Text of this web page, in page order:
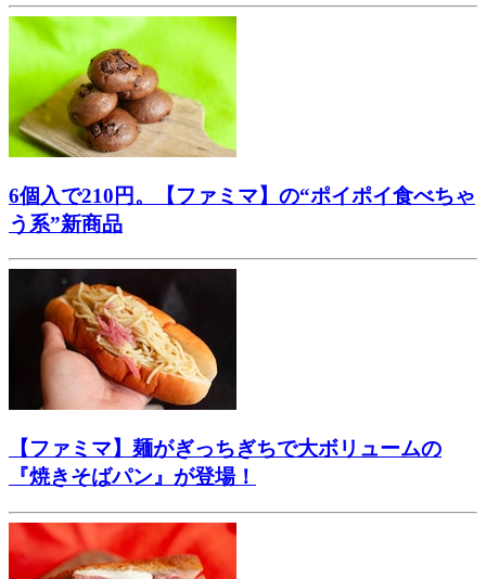
6個入で210円。【ファミマ】の“ポイポイ食べちゃ
う系”新商品
【ファミマ】麺がぎっちぎちで大ボリュームの
『焼きそばパン』が登場！